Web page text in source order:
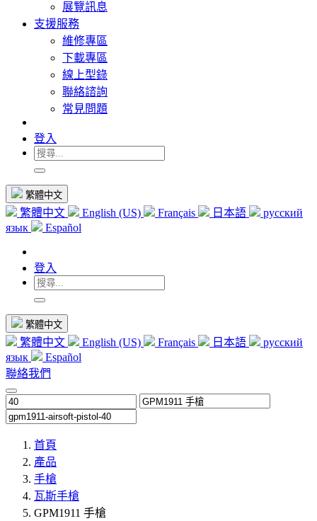
展覽訊息
支援服務
維修專區
下載專區
線上型錄
聯絡諮詢
常見問題
登入
繁體中文
繁體中文 English (US) Français 日本語
русский
язык
Español
登入
繁體中文
繁體中文 English (US) Français 日本語
русский
язык
Español
聯絡我們
首頁
產品
手槍
瓦斯手槍
GPM1911 手槍